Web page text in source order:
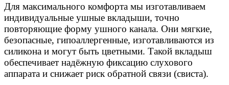
Для максимального комфорта мы изготавливаем
индивидуальные ушные вкладыши, точно
повторяющие форму ушного канала. Они мягкие,
безопасные, гипоаллергенные, изготавливаются из
силикона и могут быть цветными. Такой вкладыш
обеспечивает надёжную фиксацию слухового
аппарата и снижает риск обратной связи (свиста).